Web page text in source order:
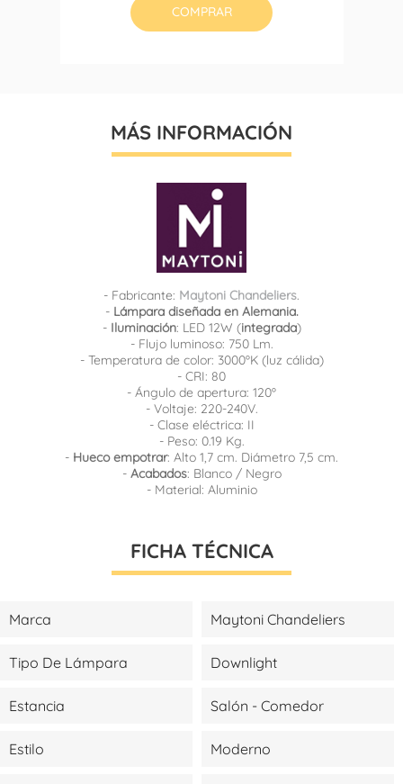
COMPRAR
MÁS INFORMACIÓN
- Fabricante: Maytoni Chandeliers.
- Lámpara diseñada en Alemania.
- Iluminación: LED 12W (integrada)
- Flujo luminoso: 750 Lm.
- Temperatura de color: 3000ºK (luz cálida)
- CRI: 80
- Ángulo de apertura: 120º
- Voltaje: 220-240V.
- Clase eléctrica: II
- Peso: 0.19 Kg.
- Hueco empotrar: Alto 1,7 cm. Diámetro 7,5 cm.
- Acabados: Blanco / Negro
- Material: Aluminio
FICHA TÉCNICA
Marca Maytoni Chandeliers
Tipo De Lámpara Downlight
Estancia Salón - Comedor
Estilo Moderno